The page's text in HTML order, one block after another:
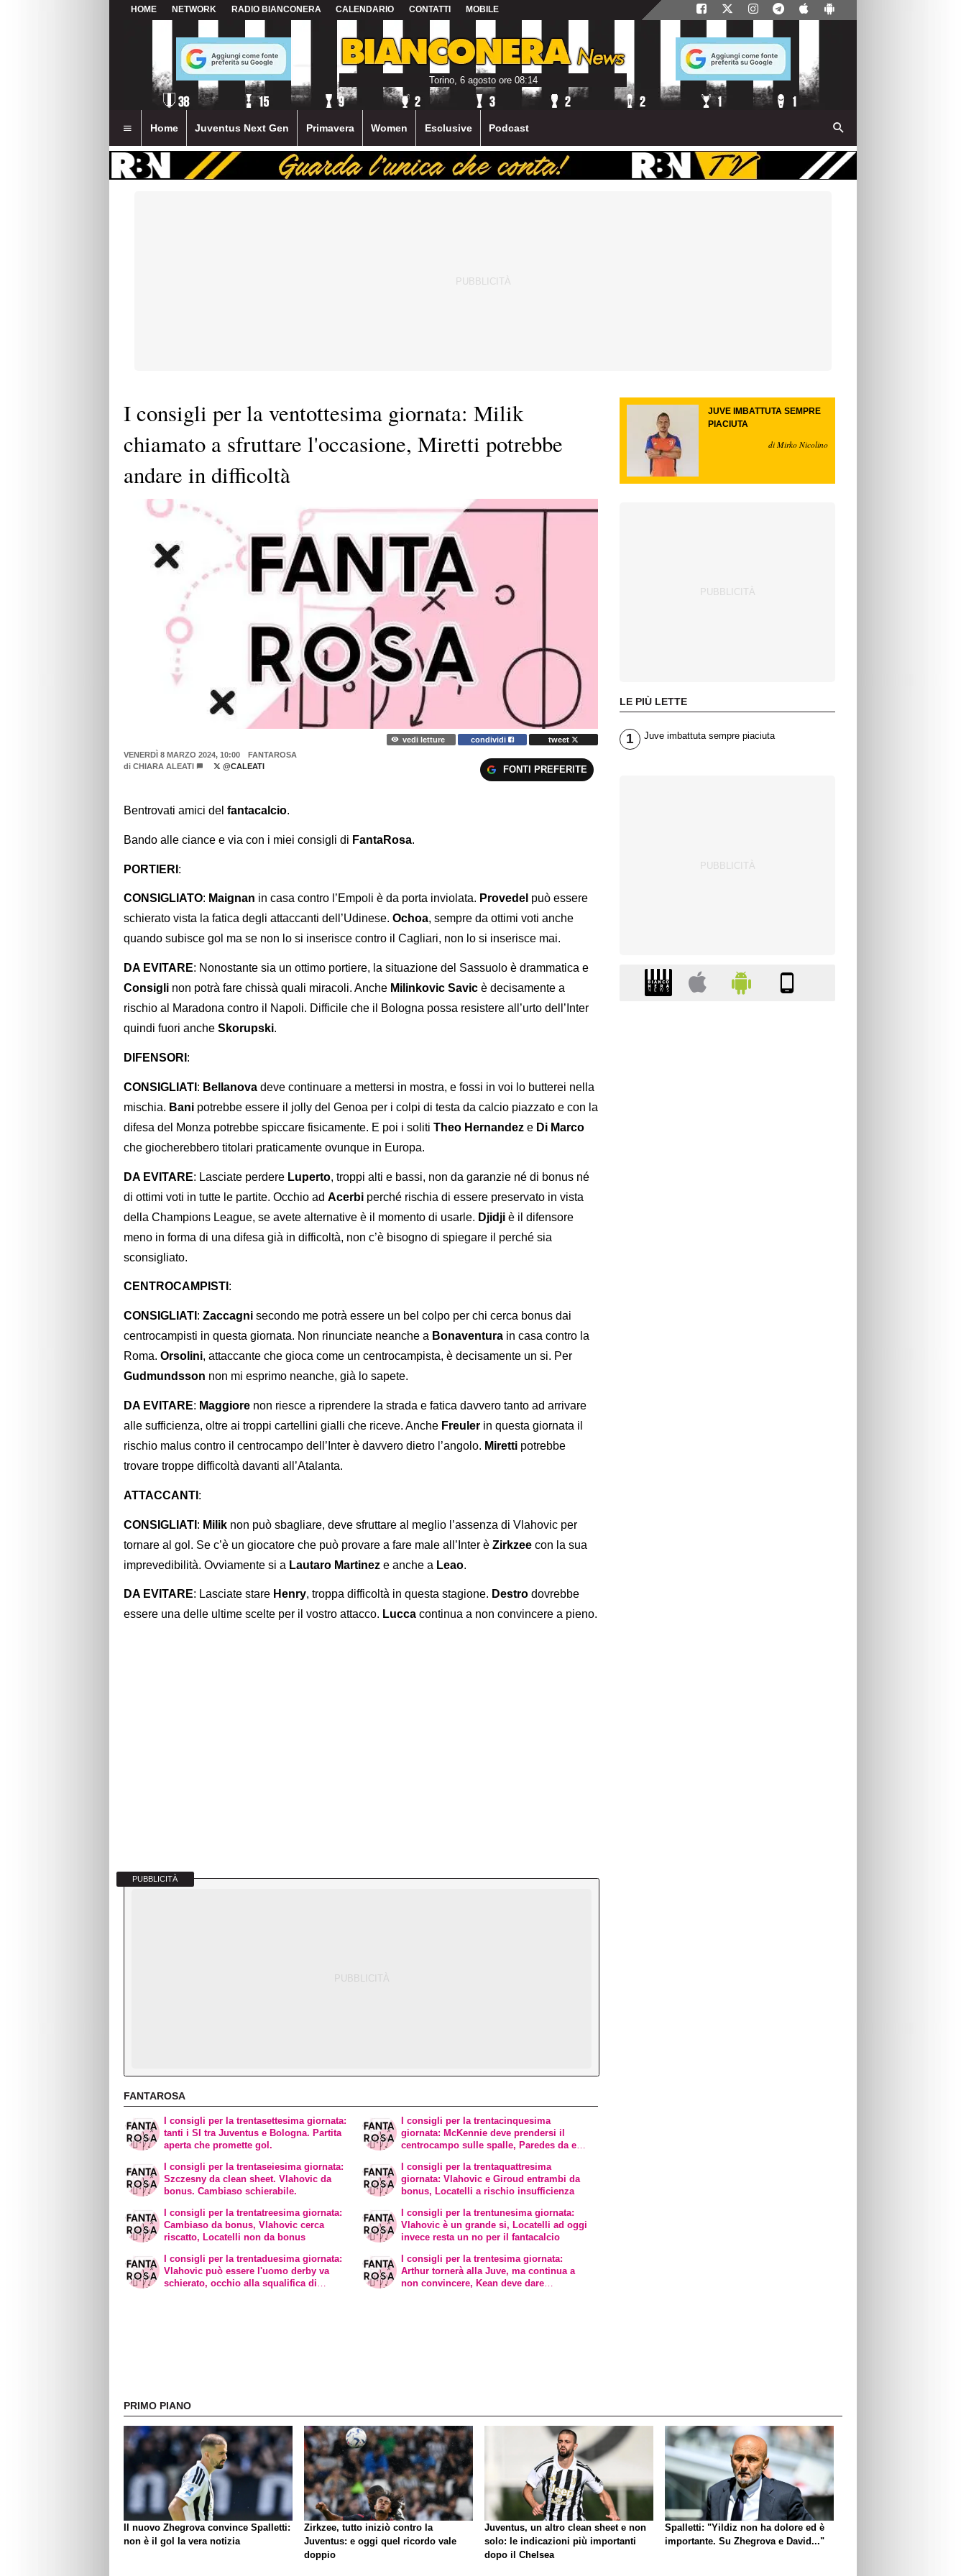
HOME NETWORK RADIO BIANCONERA CALENDARIO CONTATTI MOBILE
Torino, 6 agosto ore 08:14
Home Juventus Next Gen Primavera Women Esclusive Podcast
I consigli per la ventottesima giornata: Milik
chiamato a sfruttare l'occasione, Miretti potrebbe
andare in difficoltà
vedi letture condividi
tweet
VENERDÌ 8 MARZO 2024, 10:00
FANTAROSA
di CHIARA ALEATI @CALEATI FONTI PREFERITE
Bentrovati amici del fantacalcio.
Bando alle ciance e via con i miei consigli di FantaRosa.
PORTIERI :
CONSIGLIATO: Maignan in casa contro l’Empoli è da porta inviolata. Provedel può essere
schierato vista la fatica degli attaccanti dell’Udinese. Ochoa, sempre da ottimi voti anche
quando subisce gol ma se non lo si inserisce contro il Cagliari, non lo si inserisce mai.
DA EVITARE: Nonostante sia un ottimo portiere, la situazione del Sassuolo è drammatica e
Consigli non potrà fare chissà quali miracoli. Anche Milinkovic Savic è decisamente a
rischio al Maradona contro il Napoli. Difficile che il Bologna possa resistere all’urto dell’Inter
quindi fuori anche Skorupski.
DIFENSORI :
CONSIGLIATI : Bellanova deve continuare a mettersi in mostra, e fossi in voi lo butterei nella
mischia. Bani potrebbe essere il jolly del Genoa per i colpi di testa da calcio piazzato e con la
difesa del Monza potrebbe spiccare fisicamente. E poi i soliti Theo Hernandez e Di Marco
che giocherebbero titolari praticamente ovunque in Europa.
DA EVITARE: Lasciate perdere Luperto, troppi alti e bassi, non da garanzie né di bonus né
di ottimi voti in tutte le partite. Occhio ad Acerbi perché rischia di essere preservato in vista
della Champions League, se avete alternative è il momento di usarle. Djidji è il difensore
meno in forma di una difesa già in difficoltà, non c’è bisogno di spiegare il perché sia
sconsigliato.
CENTROCAMPISTI :
CONSIGLIATI : Zaccagni secondo me potrà essere un bel colpo per chi cerca bonus dai
centrocampisti in questa giornata. Non rinunciate neanche a Bonaventura in casa contro la
Roma. Orsolini, attaccante che gioca come un centrocampista, è decisamente un si. Per
Gudmundsson non mi esprimo neanche, già lo sapete.
DA EVITARE: Maggiore non riesce a riprendere la strada e fatica davvero tanto ad arrivare
alle sufficienza, oltre ai troppi cartellini gialli che riceve. Anche Freuler in questa giornata il
rischio malus contro il centrocampo dell’Inter è davvero dietro l’angolo. Miretti potrebbe
trovare troppe difficoltà davanti all’Atalanta.
ATTACCANTI :
CONSIGLIATI : Milik non può sbagliare, deve sfruttare al meglio l’assenza di Vlahovic per
tornare al gol. Se c’è un giocatore che può provare a fare male all’Inter è Zirkzee con la sua
imprevedibilità. Ovviamente si a Lautaro Martinez e anche a Leao.
DA EVITARE: Lasciate stare Henry, troppa difficoltà in questa stagione. Destro dovrebbe
essere una delle ultime scelte per il vostro attacco. Lucca continua a non convincere a pieno.
PUBBLICITÀ
FANTAROSA
I consigli per la trentasettesima giornata:
tanti i SI tra Juventus e Bologna. Partita
aperta che promette gol.
I consigli per la trentaseiesima giornata:
Szczesny da clean sheet. Vlahovic da
bonus. Cambiaso schierabile.
I consigli per la trentacinquesima
giornata: McKennie deve prendersi il
centrocampo sulle spalle, Paredes da ex a
I consigli per la trentaquattresima
giornata: Vlahovic e Giroud entrambi da
bonus, Locatelli a rischio insufficienza
I consigli per la trentatreesima giornata:
Cambiaso da bonus, Vlahovic cerca
riscatto, Locatelli non da bonus
I consigli per la trentaduesima giornata:
Vlahovic può essere l'uomo derby va
schierato, occhio alla squalifica di
I consigli per la trentunesima giornata:
Vlahovic è un grande si, Locatelli ad oggi
invece resta un no per il fantacalcio
I consigli per la trentesima giornata:
Arthur tornerà alla Juve, ma continua a
non convincere, Kean deve dare
JUVE IMBATTUTA SEMPRE
PIACIUTA
di Mirko Nicolino
LE PIÙ LETTE
1 Juve imbattuta sempre piaciuta
PRIMO PIANO
Il nuovo Zhegrova convince Spalletti:
non è il gol la vera notizia
Zirkzee, tutto iniziò contro la
Juventus: e oggi quel ricordo vale
doppio
Juventus, un altro clean sheet e non
solo: le indicazioni più importanti
dopo il Chelsea
Spalletti: "Yildiz non ha dolore ed è
importante. Su Zhegrova e David..."